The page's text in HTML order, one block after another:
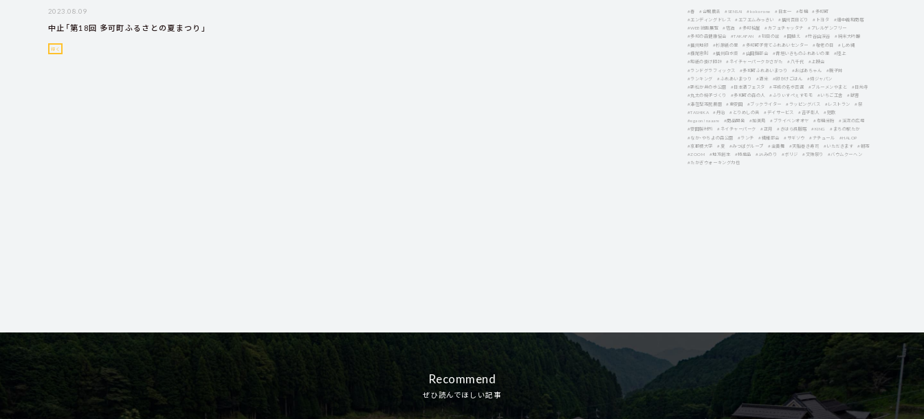
2023.08.09
中止「第18回 多可町ふるさとの夏まつり」
行く
#春 #合鴨農法 #SENSAI #kokorone #日本一 #有機
#多可町
#エンディングドレス
#エフエムみっきい #播州百日どり #トヨタ
#畑中義和商店
#WEB絵画展覧
#宿泊 #多可桧屋 #カフェチャッタナ
#アレルゲンフリー
#多可の森健康協会
#TAKAFAN #初日の出 #田植え #竹谷山渓谷
#純米大吟醸
#播州地卵
#杉原紙の里 #多可町子育てふれあいセンター #敬老の日
#しめ縄
#横尾忠則
#播州白水菜 #山田錦部会 #青垣いきものふれあいの里
#陸上
#和紙の掛け時計
#ネイチャーパークかさがた #八千代
#上映会
#ランドグラフィックス
#多可町ふれあいまつり #おばあちゃん
#親子丼
#ランキング
#ふれあいまつり #酒米 #卵かけごはん
#侍ジャパン
#新松か井の水公園
#日本酒フェスタ #平成の名水百選 #ブルーメンやまと
#日光寺
#丸太の椅子づくり
#多可町の森の人 #ふりぃすぺぇすモモ #いちご工舎
#獣害
#滞在型市民農園
#東安田 #ブックライター #ラッピングバス #レストラン
#祭
#TASHIKA
#丹治 #とりめしの具 #デイサービス #吉子彰人
#短歌
#egaon!naaare
#商品開発 #加美鳥 #ブライベンオオヤ #有機米粉
#渓流の広場
#安田製材所
#ネイチャーパーク #正月 #きはら呉服店 #KING
#まちの駅たか
#なか・やちよの森公園
#ランチ #繊維部会 #サギソウ #ナチュール
#HALOP
#京都橘大学
#夏 #みつばグループ #金黄舞 #天船巻き寿司 #いただきます
#朝市
#ZOOM
#地方創生 #特産品 #JAみのり #ボリジ #文殊祭り
#バウムクーヘン
#たかぎウォーキング力也
Recommend
ぜひ読んでほしい記事